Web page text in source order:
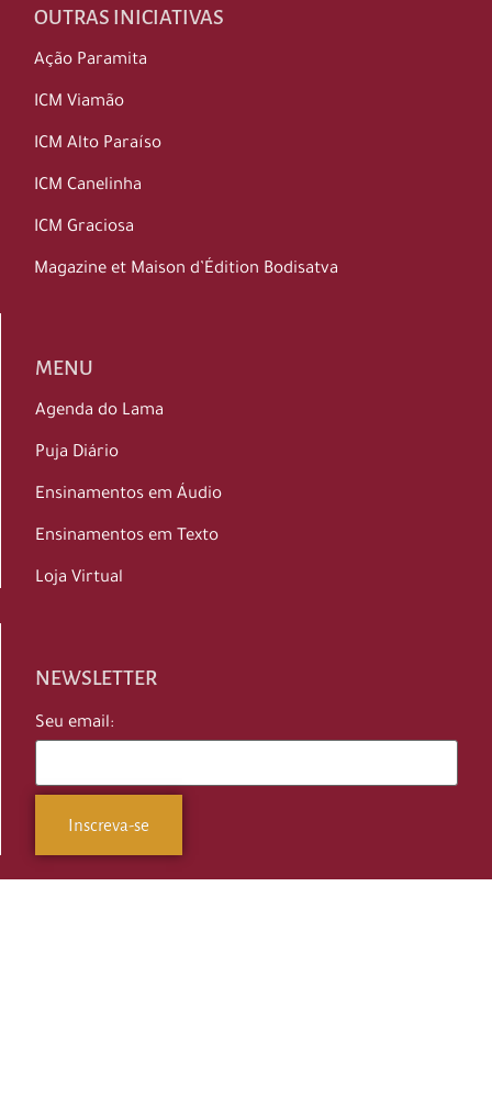
OUTRAS INICIATIVAS
Ação Paramita
ICM Viamão
ICM Alto Paraíso
ICM Canelinha
ICM Graciosa
Magazine et Maison d’Édition Bodisatva
MENU
Agenda do Lama
Puja Diário
Ensinamentos em Áudio
Ensinamentos em Texto
Loja Virtual
NEWSLETTER
Seu email: